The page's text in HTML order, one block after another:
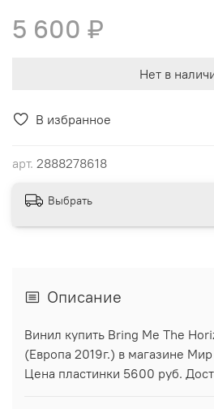
В избранное
арт. 2888278618
5 600 ₽
Нет в
Выбрать
Описание
Винил купить Bring Me The
(Европа 2019г.) в магазине
Цена пластинки 5600 руб.